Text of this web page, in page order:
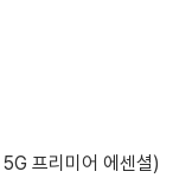
프리미어 에센셜)